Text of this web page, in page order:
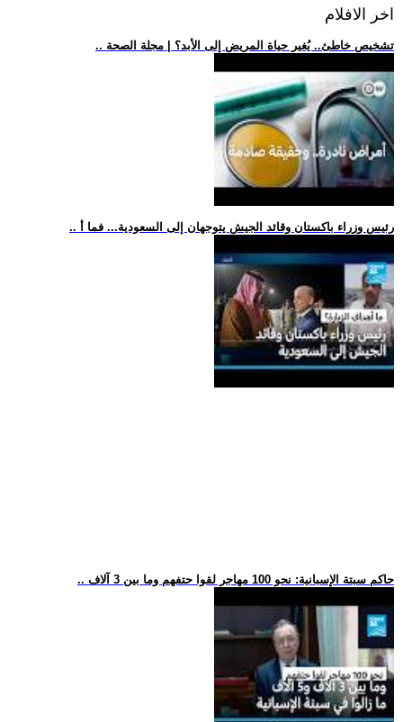
اخر الافلام
.. تشخيص خاطئ.. يُغير حياة المريض إلى الأبد؟ | مجلة الصحة
.. رئيس وزراء باكستان وقائد الجيش يتوجهان إلى السعودية... فما أ
.. حاكم سبتة الإسبانية: نحو 100 مهاجر لقوا حتفهم وما بين 3 آلاف